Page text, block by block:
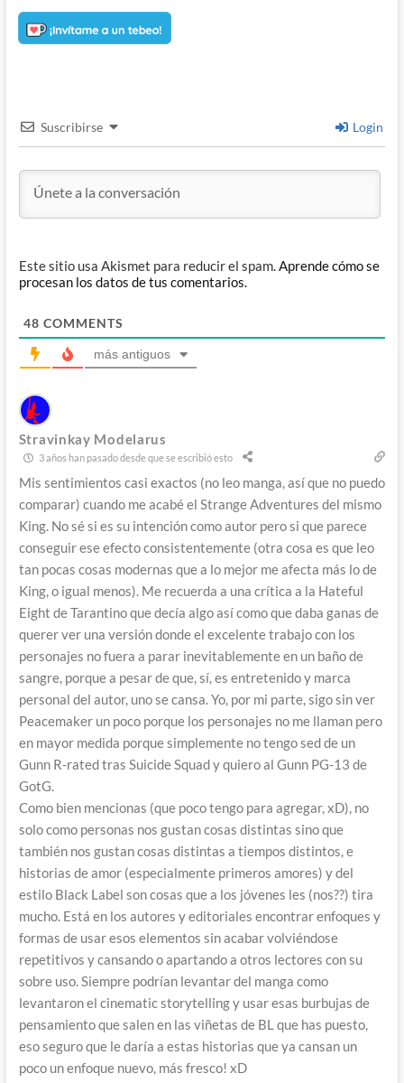
Suscribirse Login
Este sitio usa Akismet para reducir el spam.Aprende cómo se
procesan los datos de tus comentarios.
48 COMMENTS
más antiguos
Stravinkay Modelarus
3 años han pasado desde que se escribió esto
Mis sentimientos casi exactos (no leo manga, así que no puedo
comparar) cuando me acabé el Strange Adventures del mismo
King. No sé si es su intención como autor pero si que parece
conseguir ese efecto consistentemente (otra cosa es que leo
tan pocas cosas modernas que a lo mejor me afecta más lo de
King, o igual menos). Me recuerda a una crítica a la Hateful
Eight de Tarantino que decía algo así como que daba ganas de
querer ver una versión donde el excelente trabajo con los
personajes no fuera a parar inevitablemente en un baño de
sangre, porque a pesar de que, sí, es entretenido y marca
personal del autor, uno se cansa. Yo, por mi parte, sigo sin ver
Peacemaker un poco porque los personajes no me llaman pero
en mayor medida porque simplemente no tengo sed de un
Gunn R-rated tras Suicide Squad y quiero al Gunn PG-13 de
GotG.
Como bien mencionas (que poco tengo para agregar, xD), no
solo como personas nos gustan cosas distintas sino que
también nos gustan cosas distintas a tiempos distintos, e
historias de amor (especialmente primeros amores) y del
estilo Black Label son cosas que a los jóvenes les (nos??) tira
mucho. Está en los autores y editoriales encontrar enfoques y
formas de usar esos elementos sin acabar volviéndose
repetitivos y cansando o apartando a otros lectores con su
sobre uso. Siempre podrían levantar del manga como
levantaron el cinematic storytelling y usar esas burbujas de
pensamiento que salen en las viñetas de BL que has puesto,
eso seguro que le daría a estas historias que ya cansan un
poco un enfoque nuevo, más fresco! xD